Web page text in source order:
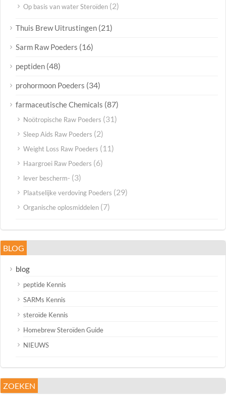
Op basis van water Steroïden (2)
Thuis Brew Uitrustingen (21)
Sarm Raw Poeders (16)
peptiden (48)
prohormoon Poeders (34)
farmaceutische Chemicals (87)
Noötropische Raw Poeders (31)
Sleep Aids Raw Poeders (2)
Weight Loss Raw Poeders (11)
Haargroei Raw Poeders (6)
lever bescherm- (3)
Plaatselijke verdoving Poeders (29)
Organische oplosmiddelen (7)
BLOG
blog
peptide Kennis
SARMs Kennis
steroïde Kennis
Homebrew Steroïden Guide
NIEUWS
ZOEKEN